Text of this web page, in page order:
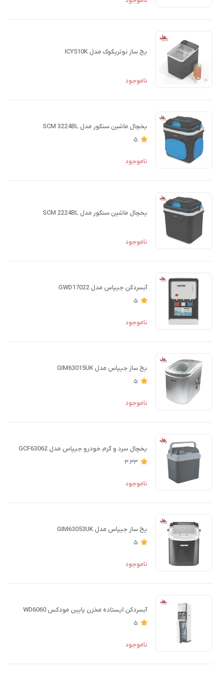
یخ ساز نوتریکوک مدل ICY510K
ناموجود
یخچال ماشین سنکور مدل SCM 3224BL
5
ناموجود
یخچال ماشین سنکور مدل SCM 2224BL
ناموجود
آبسردکن جیپاس مدل GWD17022
5
ناموجود
یخ ساز جیپاس مدل GIM63015UK
5
ناموجود
یخچال سرد و گرم خودرو جیپاس مدل GCF63062
3.33
ناموجود
یخ ساز جیپاس مدل GIM63053UK
5
ناموجود
آبسردکن ایستاده مخزن پایین مودکس WD6060
5
ناموجود